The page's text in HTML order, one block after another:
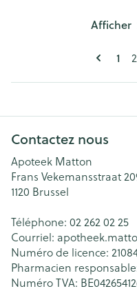
1 2
Afficher
Contactez nous
Apoteek Matton
Frans Vekemansstraat
1120 Brussel
Téléphone: 02 262 02 25
Courriel:
Numéro de licence:
Pharmacien
Numéro TVA: